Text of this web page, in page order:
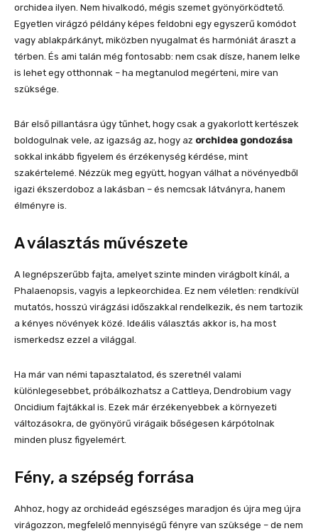
orchidea ilyen. Nem hivalkodó, mégis szemet gyönyörködtető.
Egyetlen virágzó példány képes feldobni egy egyszerű komódot
vagy ablakpárkányt, miközben nyugalmat és harmóniát áraszt a
térben. És ami talán még fontosabb: nem csak dísze, hanem lelke
is lehet egy otthonnak – ha megtanulod megérteni, mire van
szüksége.
Bár első pillantásra úgy tűnhet, hogy csak a gyakorlott kertészek
boldogulnak vele, az igazság az, hogy az orchidea gondozása
sokkal inkább figyelem és érzékenység kérdése, mint
szakértelemé. Nézzük meg együtt, hogyan válhat a növényedből
igazi ékszerdoboz a lakásban – és nemcsak látványra, hanem
élményre is.
A választás művészete
A legnépszerűbb fajta, amelyet szinte minden virágbolt kínál, a
Phalaenopsis, vagyis a lepkeorchidea. Ez nem véletlen: rendkívül
mutatós, hosszú virágzási időszakkal rendelkezik, és nem tartozik
a kényes növények közé. Ideális választás akkor is, ha most
ismerkedsz ezzel a világgal.
Ha már van némi tapasztalatod, és szeretnél valami
különlegesebbet, próbálkozhatsz a Cattleya, Dendrobium vagy
Oncidium fajtákkal is. Ezek már érzékenyebbek a környezeti
változásokra, de gyönyörű virágaik bőségesen kárpótolnak
minden plusz figyelemért.
Fény, a szépség forrása
Ahhoz, hogy az orchideád egészséges maradjon és újra meg újra
virágozzon, megfelelő mennyiségű fényre van szüksége – de nem